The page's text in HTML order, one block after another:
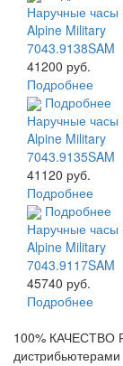
Наручные часы
Alpine Military
7043.9138SAM
41200 руб.
Подробнее
Подробнее
Наручные часы
Alpine Military
7043.9135SAM
41120 руб.
Подробнее
Подробнее
Наручные часы
Alpine Military
7043.9117SAM
45740 руб.
Подробнее
100% КАЧЕСТВО
дистрибьютерами